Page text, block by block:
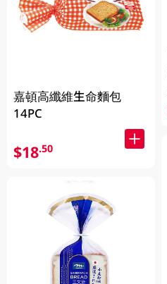
嘉頓高纖維生命麵包
14PC
$18.50